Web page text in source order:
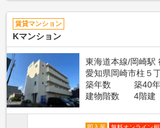
賃貸マンション
Kマンション
東海道本線/岡崎駅
愛知県岡崎市柱５
築年数
築40年
建物階数
4階建